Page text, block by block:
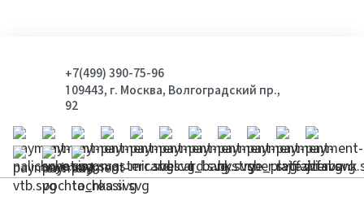
+7(499) 390-75-96
109443, г. Москва, Волгоградский пр.,
92